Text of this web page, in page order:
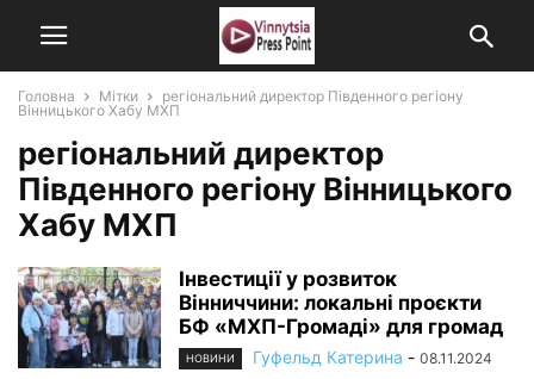
Головна Мітки
регіональний директор Південного регіону
Вінницького Хабу МХП
регіональний директор
Південного регіону Вінницького
Хабу МХП
Інвестиції у розвиток
Вінниччини: локальні проєкти
БФ «МХП-Громаді» для громад
НОВИНИ Гуфельд Катерина - 08.11.2024